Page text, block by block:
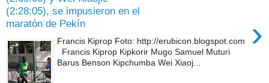
(2:28:05), se impusieron en el
maratón de Pekín
›
Francis Kiprop Foto: http://erubicon.blogspot.com
Francis Kiprop Kipkorir Mugo Samuel Muturi
Barus Benson Kipchumba Wei Xiaoj...